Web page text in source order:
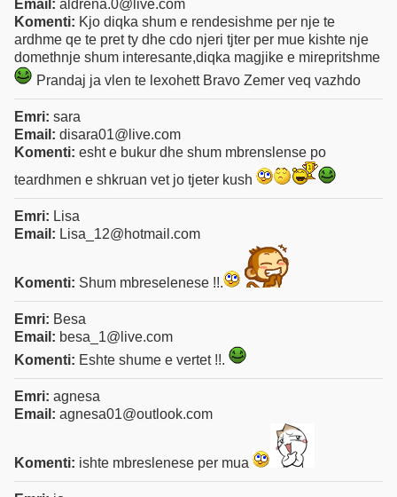
Email: aldrena.0@live.com
Komenti: Kjo diqka shum e rendesishme per nje te
ardhme qe te pret ty dhe cdo njeri tjter per mue kishte nje
domethnje shum interesante,diqka magjike e mirepritshme
Prandaj ja vlen te lexohett Bravo Zemer veq vazhdo
Emri: sara
Email: disara01@live.com
Komenti: esht e bukur dhe shum mbrenslense po
teardhmen e shkruan vet jo tjeter kush
Emri: Lisa
Email: Lisa_12@hotmail.com
Komenti: Shum mbreselenese !!.
Emri: Besa
Email: besa_1@live.com
Komenti: Eshte shume e vertet !!.
Emri: agnesa
Email: agnesa01@outlook.com
Komenti: ishte mbreslenese per mua